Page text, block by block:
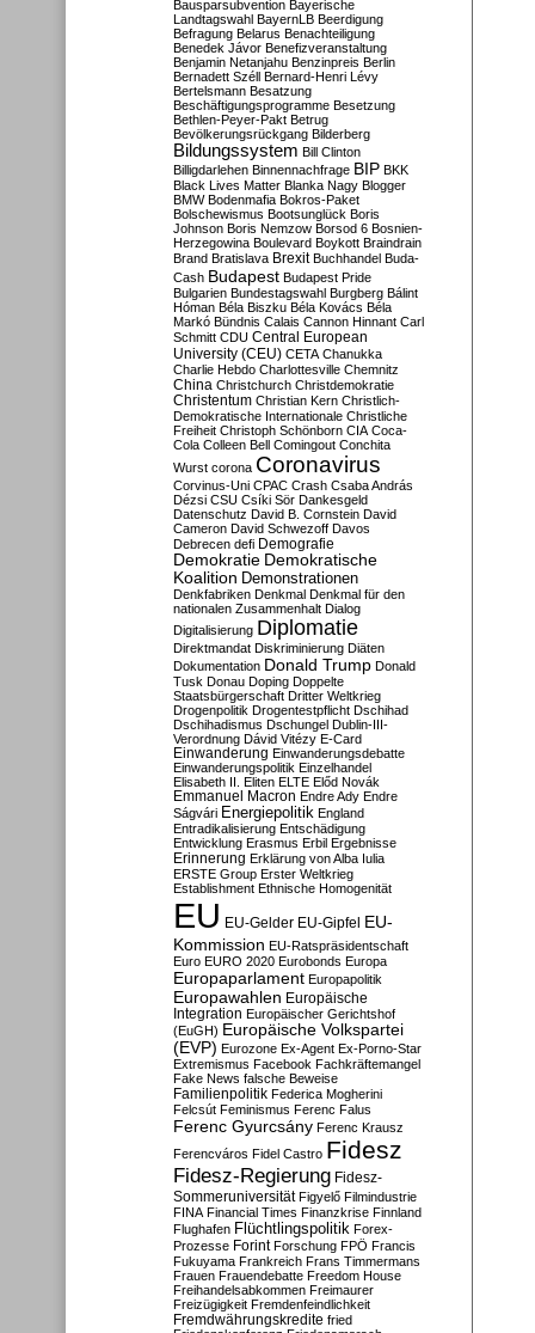
Bausparsubvention Bayerische
Landtagswahl BayernLB Beerdigung
Befragung Belarus Benachteiligung
Benedek Jávor Benefizveranstaltung
Benjamin Netanjahu Benzinpreis Berlin
Bernadett Széll Bernard-Henri Lévy
Bertelsmann Besatzung
Beschäftigungsprogramme Besetzung
Bethlen-Peyer-Pakt Betrug
Bevölkerungsrückgang Bilderberg
Bildungssystem Bill Clinton
Billigdarlehen Binnennachfrage BIP BKK
Black Lives Matter Blanka Nagy Blogger
BMW Bodenmafia Bokros-Paket
Bolschewismus Bootsunglück Boris
Johnson Boris Nemzow Borsod 6 Bosnien-
Herzegowina Boulevard Boykott Braindrain
Brand Bratislava Brexit Buchhandel Buda-
Cash Budapest Budapest Pride
Bulgarien Bundestagswahl Burgberg Bálint
Hóman Béla Biszku Béla Kovács Béla
Markó Bündnis Calais Cannon Hinnant Carl
Schmitt CDU Central European
University (CEU) CETA Chanukka
Charlie Hebdo Charlottesville Chemnitz
China Christchurch Christdemokratie
Christentum Christian Kern Christlich-
Demokratische Internationale Christliche
Freiheit Christoph Schönborn CIA Coca-
Cola Colleen Bell Comingout Conchita
Wurst corona Coronavirus
Corvinus-Uni CPAC Crash Csaba András
Dézsi CSU Csíki Sör Dankesgeld
Datenschutz David B. Cornstein David
Cameron David Schwezoff Davos
Debrecen defi Demografie
Demokratie Demokratische
Koalition Demonstrationen
Denkfabriken Denkmal Denkmal für den
nationalen Zusammenhalt Dialog
Digitalisierung Diplomatie
Direktmandat Diskriminierung Diäten
Dokumentation Donald Trump Donald
Tusk Donau Doping Doppelte
Staatsbürgerschaft Dritter Weltkrieg
Drogenpolitik Drogentestpflicht Dschihad
Dschihadismus Dschungel Dublin-III-
Verordnung Dávid Vitézy E-Card
Einwanderung Einwanderungsdebatte
Einwanderungspolitik Einzelhandel
Elisabeth II. Eliten ELTE Előd Novák
Emmanuel Macron Endre Ady Endre
Ságvári Energiepolitik England
Entradikalisierung Entschädigung
Entwicklung Erasmus Erbil Ergebnisse
Erinnerung Erklärung von Alba Iulia
ERSTE Group Erster Weltkrieg
Establishment Ethnische Homogenität
EU EU-Gelder EU-Gipfel EU-
Kommission EU-Ratspräsidentschaft
Euro EURO 2020 Eurobonds Europa
Europaparlament Europapolitik
Europawahlen Europäische
Integration Europäischer Gerichtshof
(EuGH) Europäische Volkspartei
(EVP) Eurozone Ex-Agent Ex-Porno-Star
Extremismus Facebook Fachkräftemangel
Fake News falsche Beweise
Familienpolitik Federica Mogherini
Felcsút Feminismus Ferenc Falus
Ferenc Gyurcsány Ferenc Krausz
Ferencváros Fidel Castro Fidesz
Fidesz-Regierung Fidesz-
Sommeruniversität Figyelő Filmindustrie
FINA Financial Times Finanzkrise Finnland
Flughafen Flüchtlingspolitik Forex-
Prozesse Forint Forschung FPÖ Francis
Fukuyama Frankreich Frans Timmermans
Frauen Frauendebatte Freedom House
Freihandelsabkommen Freimaurer
Freizügigkeit Fremdenfeindlichkeit
Fremdwährungskredite fried